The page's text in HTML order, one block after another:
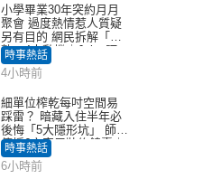
小學畢業30年突約月月
聚會 過度熱情惹人質疑
另有目的 網民拆解「扮
熟」4大動機｜Juicy叮
時事熱話
4小時前
細單位榨乾每吋空間易
踩雷？ 暗藏入住半年必
後悔「5大隱形坑」 師傅
傳授6字家居裝修錦囊｜
Juicy叮
時事熱話
6小時前